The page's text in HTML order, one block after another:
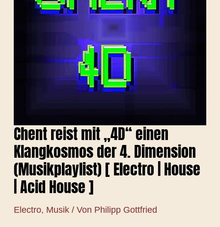
Chent reist mit „4D“ einen
Klangkosmos der 4. Dimension
(Musikplaylist) [ Electro | House
| Acid House ]
Electro, Musik/ Von Philipp Gottfried
ELECTRO